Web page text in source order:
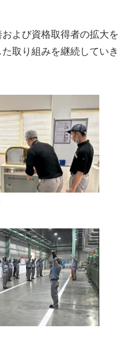
よび資格取得者の拡大を
取り組みを継続していき